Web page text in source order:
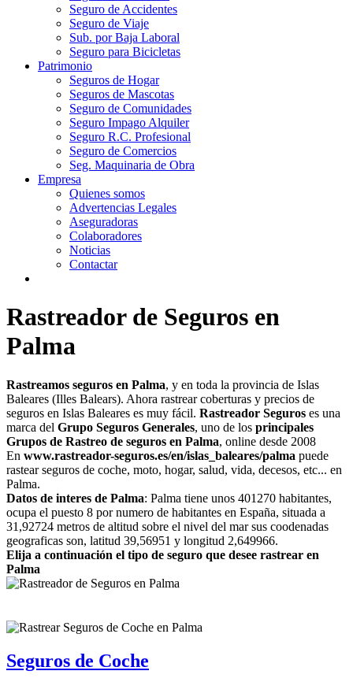
Seguro de Accidentes
Seguro de Viaje
Sub. por Baja Laboral
Seguro para Bicicletas
Patrimonio
Seguros de Hogar
Seguros de Mascotas
Seguro de Comunidades
Seguro Impago Alquiler
Seguro R.C. Profesional
Seguro de Comercios
Seg. Maquinaria de Obra
Empresa
Quienes somos
Advertencias Legales
Aseguradoras
Colaboradores
Noticias
Contactar
Rastreador de Seguros en
Palma
Rastreamos seguros en Palma, y en toda la provincia de Islas
Baleares (Illes Balears). Ahora rastrear coberturas y precios de
seguros en Islas Baleares es muy fácil. Rastreador Seguros es una
marca del Grupo Seguros Generales, uno de los principales
Grupos de Rastreo de seguros en Palma, online desde 2008
En www.rastreador-seguros.es/en/islas_baleares/palma puede
rastear seguros de coche, moto, hogar, salud, vida, decesos, etc... en
Palma.
Datos de interes de Palma: Palma tiene unos 401270 habitantes,
ocupa el puesto 8 por numero de habitantes en España, situada a
31,92724 metros de altitud sobre el nivel del mar sus coodenadas
geograficas son, latitud 39,56951 y longitud 2,649966.
Elija a continuación el tipo de seguro que desee rastrear en
Palma
Seguros de Coche